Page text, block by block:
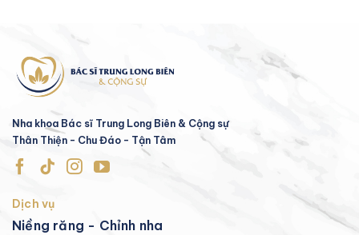
Nha khoa Bác sĩ Trung Long Biên & Cộng sự
Thân Thiện - Chu Đáo - Tận Tâm
Dịch vụ
Niềng răng - Chỉnh nha